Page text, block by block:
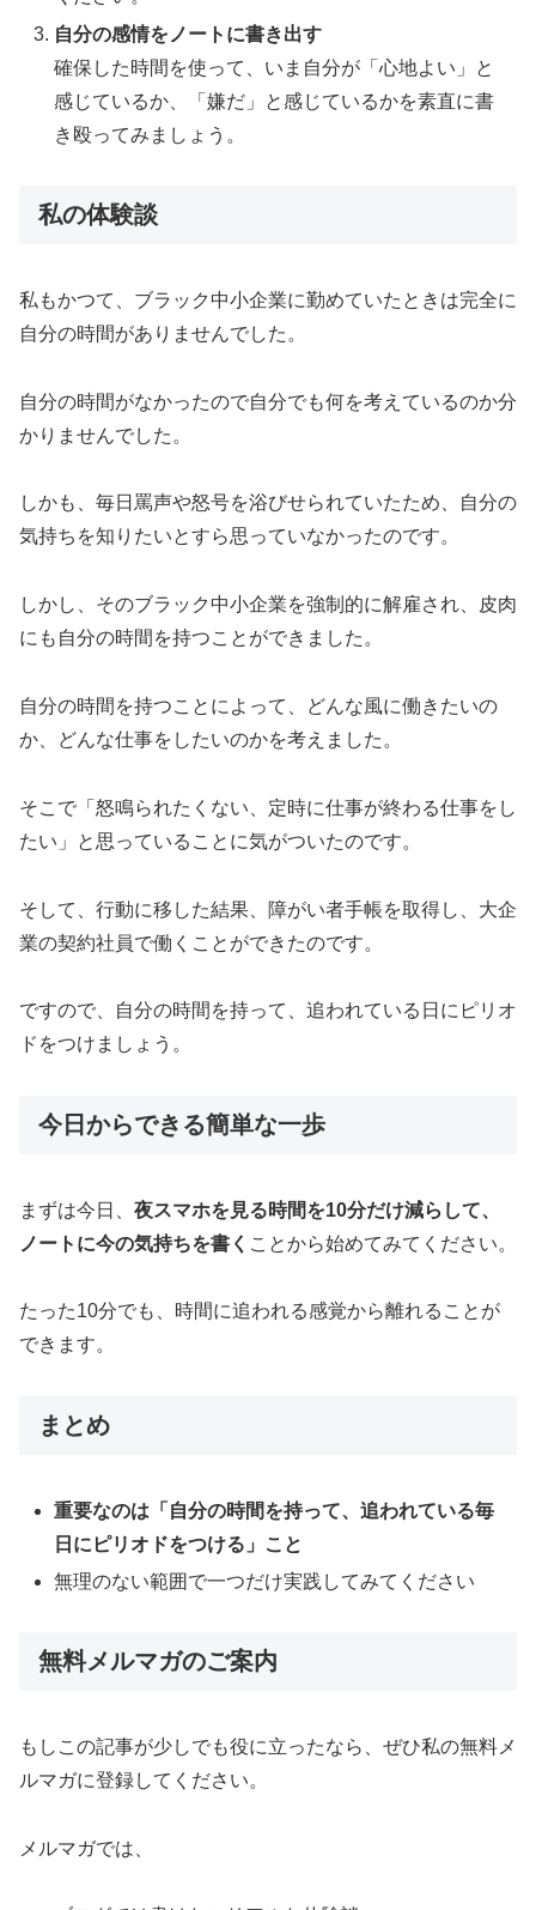
自分の感情をノートに書き出す
確保した時間を使って、いま自分が「心地よい」と
感じているか、「嫌だ」と感じているかを素直に書
き殴ってみましょう。
私の体験談
私もかつて、ブラック中小企業に勤めていたときは完全に
自分の時間がありませんでした。
自分の時間がなかったので自分でも何を考えているのか分
かりませんでした。
しかも、毎日罵声や怒号を浴びせられていたため、自分の
気持ちを知りたいとすら思っていなかったのです。
しかし、そのブラック中小企業を強制的に解雇され、皮肉
にも自分の時間を持つことができました。
自分の時間を持つことによって、どんな風に働きたいの
か、どんな仕事をしたいのかを考えました。
そこで「怒鳴られたくない、定時に仕事が終わる仕事をし
たい」と思っていることに気がついたのです。
そして、行動に移した結果、障がい者手帳を取得し、大企
業の契約社員で働くことができたのです。
ですので、自分の時間を持って、追われている日にピリオ
ドをつけましょう。
今日からできる簡単な一歩
まずは今日、 夜スマホを見る時間を10分だけ減らして、
ノートに今の気持ちを書く ことから始めてみてください。
たった10分でも、時間に追われる感覚から離れることが
できます。
まとめ
重要なのは「自分の時間を持って、追われている毎
日にピリオドをつける」こと
無理のない範囲で一つだけ実践してみてください
無料メルマガのご案内
もしこの記事が少しでも役に立ったなら、ぜひ私の無料メ
ルマガに登録してください。
メルマガでは、